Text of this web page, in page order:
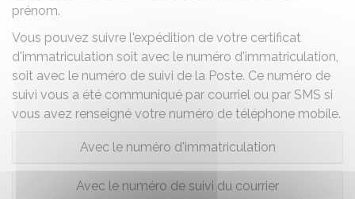
prénom.
Vous pouvez suivre l'expédition de votre certificat
d'immatriculation soit avec le numéro d'immatriculation,
soit avec le numéro de suivi de la Poste. Ce numéro de
suivi vous a été communiqué par courriel ou par SMS si
vous avez renseigné votre numéro de téléphone mobile.
Avec le numéro d'immatriculation
Avec le numéro de suivi du courrier